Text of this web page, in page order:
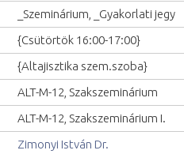
_Szeminárium, _Gyakorlati jegy
{Csütörtök 16:00-17:00}
{Altajisztika szem.szoba}
ALT-M-12, Szakszeminárium
ALT-M-12, Szakszeminárium I.
Zimonyi István Dr.